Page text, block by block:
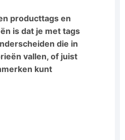
producttags en
is dat je met tags
die in
vallen, of juist
kunt